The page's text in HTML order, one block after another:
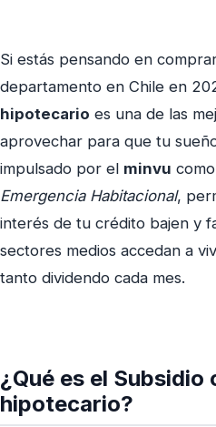
Si estás pensando en
departamento en Chile en
hipotecario es una de las
aprovechar para que tu
impulsado por el minvu
Emergencia Habitacional,
interés de tu crédito bajen y
sectores medios accedan a
tanto dividendo cada mes.
¿Qué es el Subsidio
hipotecario?